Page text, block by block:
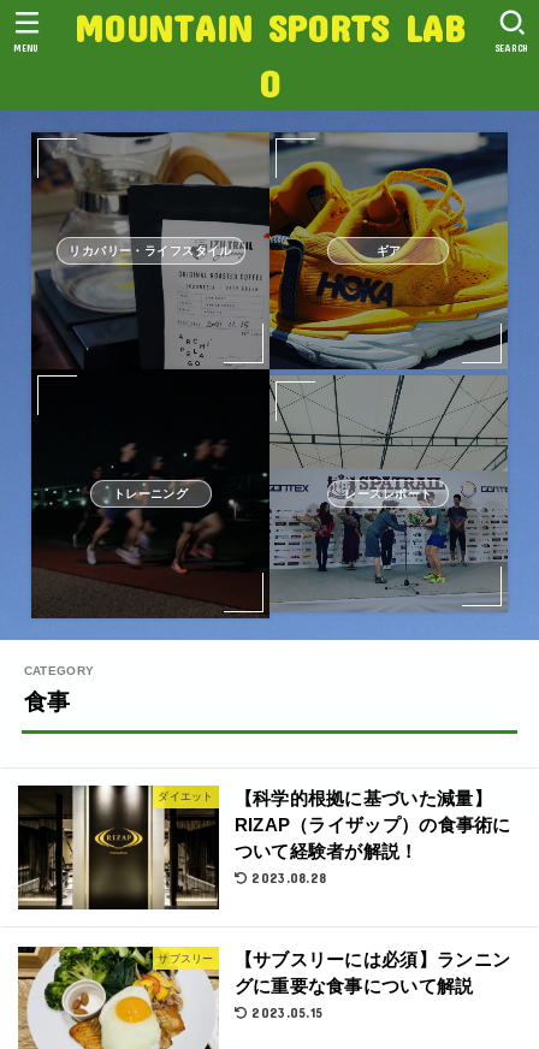
MOUNTAIN SPORTS LAB
O
SEARCH
MENU
リカバリー・ライフスタイル ギア
トレーニング レースレポート
食事
ダイエット
【科学的根拠に基づいた減量】
RIZAP（ライザップ）の食事術に
ついて経験者が解説！
2023.08.28
サブスリー
【サブスリーには必須】ランニン
グに重要な食事について解説
2023.05.15